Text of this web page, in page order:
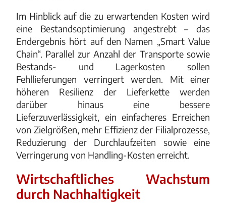
Im Hinblick auf die zu erwartenden Kosten wird
eine Bestandsoptimierung angestrebt – das
Endergebnis hört auf den Namen „Smart Value
Chain“. Parallel zur Anzahl der Transporte sowie
Bestands- und Lagerkosten sollen
Fehllieferungen verringert werden. Mit einer
höheren Resilienz der Lieferkette werden
darüber hinaus eine bessere
Lieferzuverlässigkeit, ein einfacheres Erreichen
von Zielgrößen, mehr Effizienz der Filialprozesse,
Reduzierung der Durchlaufzeiten sowie eine
Verringerung von Handling-Kosten erreicht.
Wirtschaftliches Wachstum
durch Nachhaltigkeit